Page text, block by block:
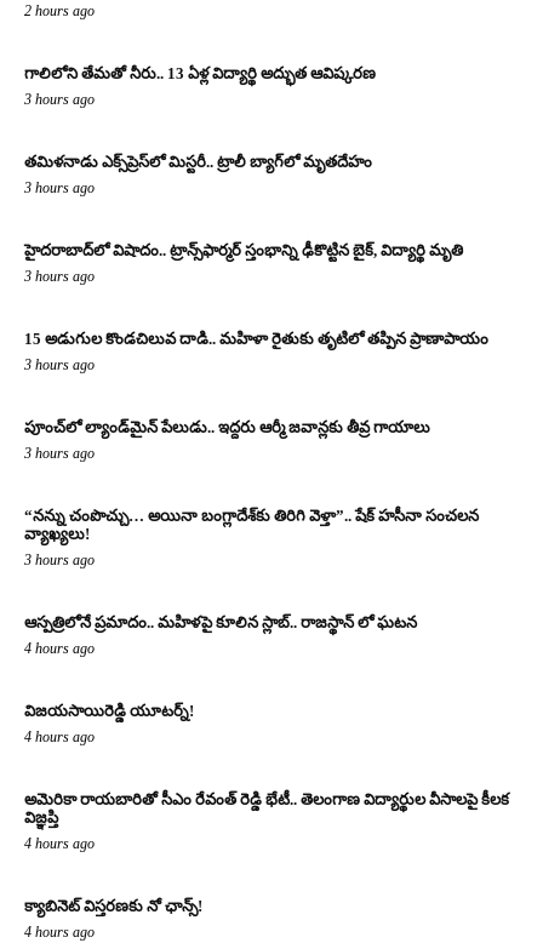
2 hours ago
గాలిలోని తేమతో నీరు.. 13 ఏళ్ల విద్యార్థి అద్భుత ఆవిష్కరణ
3 hours ago
తమిళనాడు ఎక్స్‌ప్రెస్‌లో మిస్టరీ.. ట్రాలీ బ్యాగ్‌లో మృతదేహం
3 hours ago
హైదరాబాద్‌లో విషాదం.. ట్రాన్స్‌ఫార్మర్ స్తంభాన్ని ఢీకొట్టిన బైక్, విద్యార్థి మృతి
3 hours ago
15 అడుగుల కొండచిలువ దాడి.. మహిళా రైతుకు తృటిలో తప్పిన ప్రాణాపాయం
3 hours ago
పూంచ్‌లో ల్యాండ్‌మైన్ పేలుడు.. ఇద్దరు ఆర్మీ జవాన్లకు తీవ్ర గాయాలు
3 hours ago
“నన్ను చంపొచ్చు… అయినా బంగ్లాదేశ్‌కు తిరిగి వెళ్తా”.. షేక్ హసీనా సంచలన
వ్యాఖ్యలు!
3 hours ago
ఆస్పత్రిలోనే ప్రమాదం.. మహిళపై కూలిన స్లాబ్‌.. రాజస్థాన్ లో ఘటన
4 hours ago
విజయసాయిరెడ్డి యూటర్న్!
4 hours ago
అమెరికా రాయబారితో సీఎం రేవంత్ రెడ్డి భేటీ.. తెలంగాణ విద్యార్థుల వీసాలపై కీలక
విజ్ఞప్తి
4 hours ago
క్యాబినెట్ విస్తరణకు నో ఛాన్స్!
4 hours ago